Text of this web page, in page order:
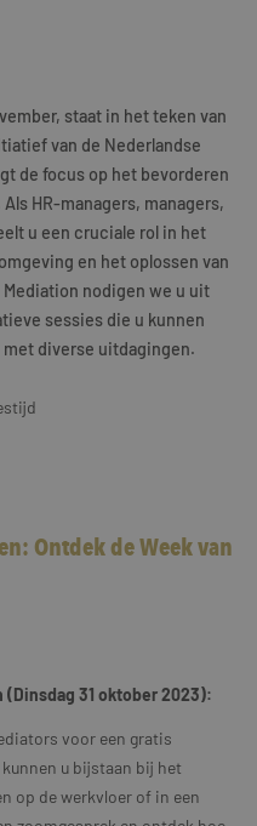
staat in het teken van
van de Nederlandse
de focus op het bevorderen
HR-managers, managers,
u een cruciale rol in het
en het oplossen van
nodigen we u uit
sessies die u kunnen
diverse uitdagingen.
Ontdek de Week van
31 oktober 2023):
voor een gratis
u bijstaan bij het
op de werkvloer of in een